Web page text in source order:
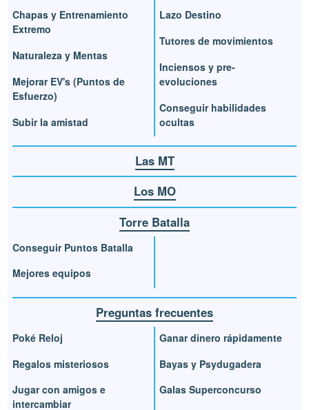
Chapas y Entrenamiento
Extremo
Naturaleza y Mentas
Mejorar EV's (Puntos de
Esfuerzo)
Subir la amistad
Lazo Destino
Tutores de movimientos
Inciensos y pre-
evoluciones
Conseguir habilidades
ocultas
Las MT
Los MO
Torre Batalla
Conseguir Puntos Batalla
Mejores equipos
Preguntas frecuentes
Poké Reloj
Regalos misteriosos
Jugar con amigos e
intercambiar
Ganar dinero rápidamente
Bayas y Psydugadera
Galas Superconcurso